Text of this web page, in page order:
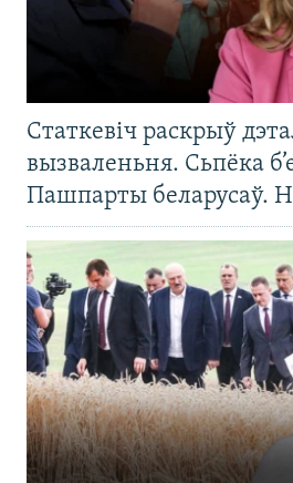
Статкевіч раскрыў
вызваленьня. Сьпёка
Пашпарты беларусаў.